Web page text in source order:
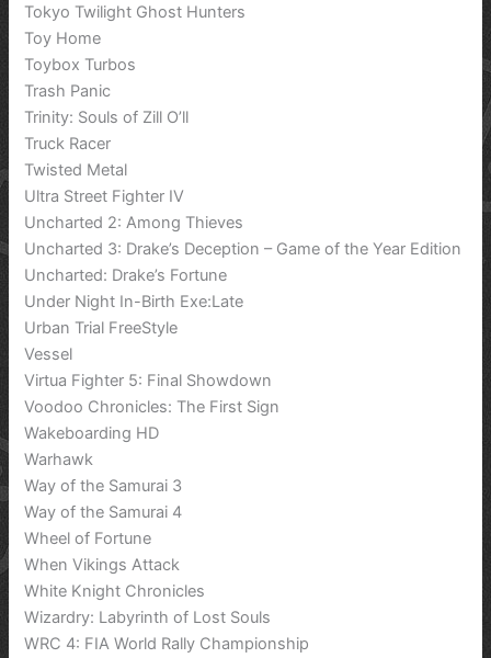
Tokyo Twilight Ghost Hunters
Toy Home
Toybox Turbos
Trash Panic
Trinity: Souls of Zill O’ll
Truck Racer
Twisted Metal
Ultra Street Fighter IV
Uncharted 2: Among Thieves
Uncharted 3: Drake’s Deception – Game of the Year Edition
Uncharted: Drake’s Fortune
Under Night In-Birth Exe:Late
Urban Trial FreeStyle
Vessel
Virtua Fighter 5: Final Showdown
Voodoo Chronicles: The First Sign
Wakeboarding HD
Warhawk
Way of the Samurai 3
Way of the Samurai 4
Wheel of Fortune
When Vikings Attack
White Knight Chronicles
Wizardry: Labyrinth of Lost Souls
WRC 4: FIA World Rally Championship